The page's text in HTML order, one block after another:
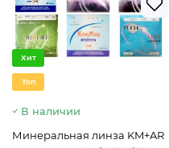
Хит
Топ
В наличии
Минеральная линза KM+AR